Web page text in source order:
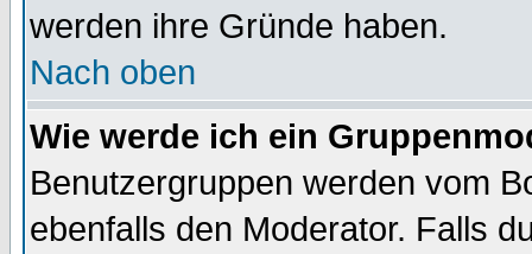
werden ihre Gründe haben.
Nach oben
Wie werde ich ein
Benutzergruppen werden vom
ebenfalls den Moderator. Falls